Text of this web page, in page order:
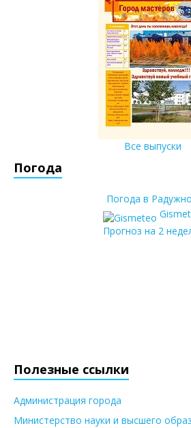
Все выпуски
Погода
Погода в
Прогноз на 2
Полезные ссылки
Администрация города
Министерство науки и высшего